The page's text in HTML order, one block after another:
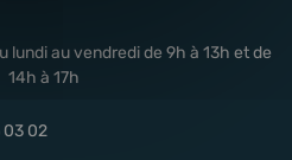
lundi au vendredi de 9h à 13h et de
14h à 17h
03 02